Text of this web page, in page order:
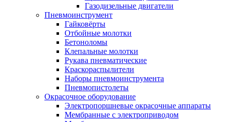
Газодизельные двигатели
Пневмоинструмент
Гайковёрты
Отбойные молотки
Бетоноломы
Клепальные молотки
Рукава пневматические
Краскораспылители
Наборы пневмоинструмента
Пневмопистолеты
Окрасочное оборудование
Электропоршневые окрасочные аппараты
Мембранные с электроприводом